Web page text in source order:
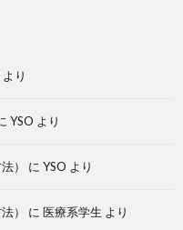
より
YSO より
） に YSO より
） に 医療系学生 より